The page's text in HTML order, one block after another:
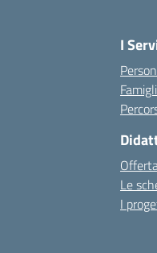
I
Le
I